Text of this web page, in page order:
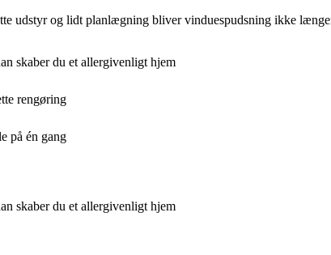
udstyr og lidt planlægning bliver vinduespudsning ikke
skaber du et allergivenligt hjem
rengøring
på én gang
skaber du et allergivenligt hjem